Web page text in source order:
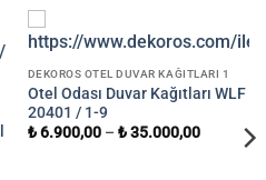
DEKOROS OTEL DUVAR KAĞITLARI 1
Otel Odası Duvar Kağıtları WLF
20401 / 1-9
₺6.900,00– ₺35.000,00